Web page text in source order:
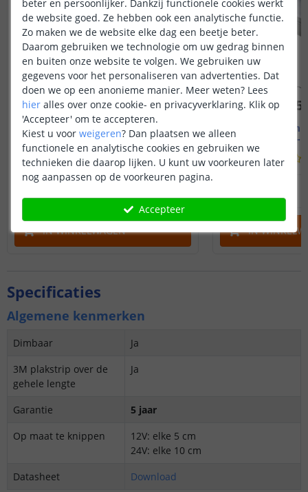
1M - compleet profiel
Opbouw - smal en laag
(70 reviews
95
IN WINKELWAGEN
2M -
Opbouw -
IN
Specificaties
Algemene kenmerken
Dimbaar
Ja
3M plakstrip over de
gehele lengte
Ja
Garantie
5 jaar
Op maat te knippen
12V: elke 5 cm
24V: elke 10 cm
Datasheet
Download
beter en persoonlijker. Dankzij functionele cookies werkt
de website goed. Ze hebben ook een analytische functie.
Zo maken we de website elke dag een beetje beter.
Daarom gebruiken we technologie om uw gedrag binnen
en buiten onze website te volgen. We gebruiken uw
gegevens voor het personaliseren van advertenties. Dat
doen we op een anonieme manier. Meer weten? Lees
hier alles over onze cookie- en privacyverklaring. Klik op
'Accepteer' om te accepteren.
Kiest u voor weigeren? Dan plaatsen we alleen
functionele en analytische cookies en gebruiken we
technieken die daarop lijken. U kunt uw voorkeuren later
nog aanpassen op de voorkeuren pagina.
Accepteer